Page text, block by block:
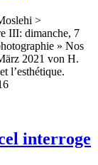
>
III: dimanche, 7
» Nos
2021 von H.
l’esthétique.
interroge